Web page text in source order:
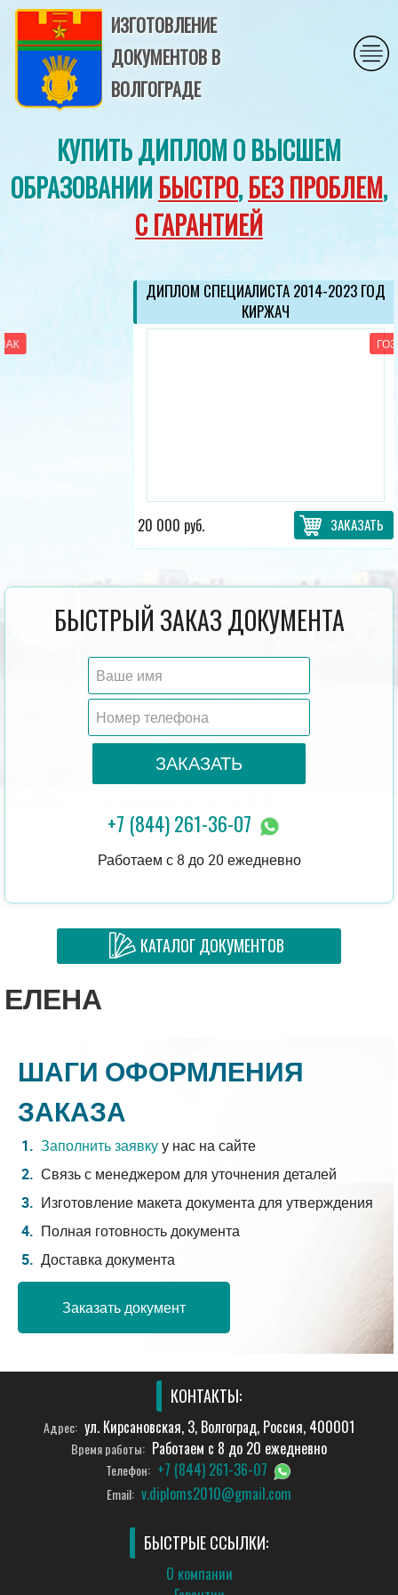
ИЗГОТОВЛЕНИЕ
ДОКУМЕНТОВ В
ВОЛГОГРАДЕ
КУПИТЬ ДИПЛОМ О ВЫСШЕМ
ОБРАЗОВАНИИБЫСТРО,БЕЗ ПРОБЛЕМ,
С ГАРАНТИЕЙ
ДИПЛОМ СПЕЦИАЛИСТА 2014-2023 ГОД
ЗАКАЗАТЬ
БЫСТРЫЙ ЗАКАЗ ДОКУМЕНТА
ЗАКАЗАТЬ
+7 (844) 261-36-07
Работаем с 8 до 20 ежедневно
КАТАЛОГ ДОКУМЕНТОВ
ЕЛЕНА
ШАГИ ОФОРМЛЕНИЯ
ЗАКАЗА
Заполнить заявкуу нас на сайте
Связь с менеджером для уточнения деталей
Изготовление макета документа для утверждения
Полная готовность документа
Доставка документа
Заказать документ
КОНТАКТЫ:
Адрес: ул. Кирсановская, 3, Волгоград, Россия, 400001
Время работы: Работаем с 8 до 20 ежедневно
Телефон: +7 (844) 261-36-07
Email: v.diploms2010@gmail.com
БЫСТРЫЕ ССЫЛКИ:
О компании